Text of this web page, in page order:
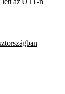
lett az UTT-n